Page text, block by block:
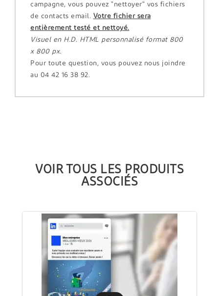
campagne, vous pouvez "nettoyer" vos fichiers
de contacts email. Votre fichier sera
entièrement testé et nettoyé.
Visuel en H.D. HTML personnalisé format 800
x 800 px.
Pour toute question, vous pouvez nous joindre
au 04 42 16 38 92.
VOIR TOUS LES PRODUITS
ASSOCIÉS